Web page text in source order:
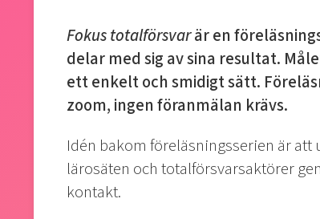
Fokus totalförsvarär en
delar med sig av sina resultat.
ett enkelt och smidigt sätt.
zoom, ingen föranmälan krävs.
Idén bakom föreläsningsserien är
lärosäten och totalförsvarsaktörer
kontakt.